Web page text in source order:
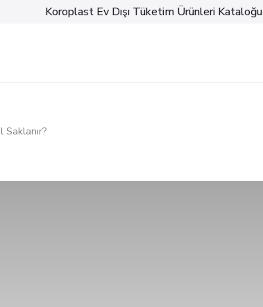
Koroplast Ev Dışı Tüketim Ürünleri Kataloğu
Saklanır?